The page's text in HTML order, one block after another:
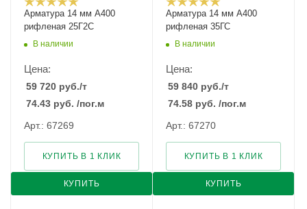
Арматура 14 мм А400
рифленая 25Г2С
В наличии
Цена:
59 720 руб./т
74.43 руб. /пог.м
Арт.: 67269
КУПИТЬ
КУПИТЬ В 1 КЛИК
Арматура 14 мм А400
рифленая 35ГС
В наличии
Цена:
59 840 руб./т
74.58 руб. /пог.м
Арт.: 67270
КУПИТЬ
КУПИТЬ В 1 КЛИК